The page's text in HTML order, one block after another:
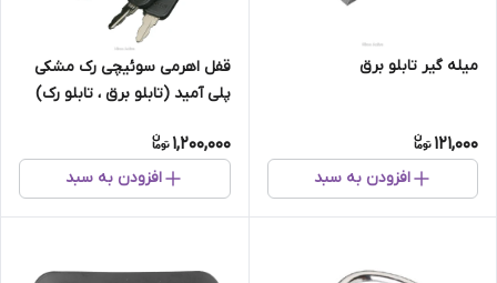
میله گیر تابلو برق
121,000
افزودن به سبد
قفل اهرمی سوئیچی رک مشکی
پلی آمید (تابلو برق ، تابلو رک)
1,200,000
افزودن به سبد